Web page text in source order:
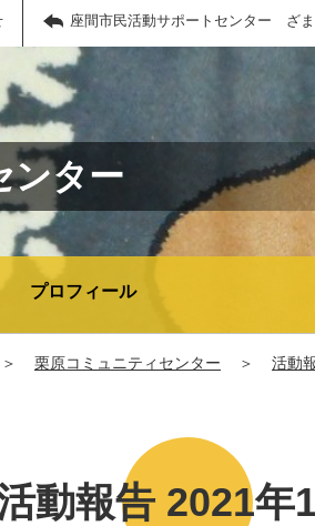
座間市民活動サポートセンター ざ
ンター
プロフィール
＞ 栗原コミュニティセンター ＞ 活動
動報告 2021年